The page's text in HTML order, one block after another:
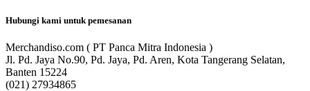
Hubungi kami untuk pemesanan
Merchandiso.com ( PT Panca Mitra Indonesia )
Jl. Pd. Jaya No.90, Pd. Jaya, Pd. Aren, Kota Tangerang Selatan,
Banten 15224
(021) 27934865